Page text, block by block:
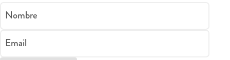
Nombre
Email